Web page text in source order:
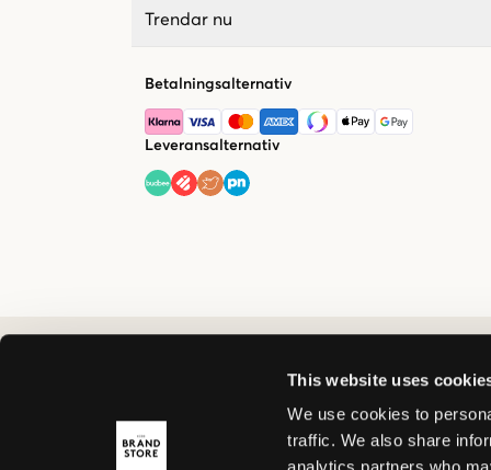
This website uses
We use cookies to
traffic. We also share
Trendar nu
Betalningsalternativ
Leveransalternativ